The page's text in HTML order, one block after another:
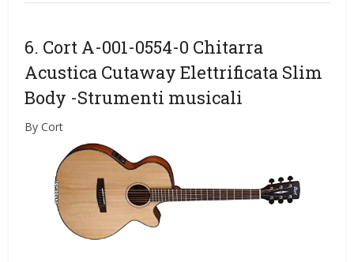
6. Cort A-001-0554-0 Chitarra
Acustica Cutaway Elettrificata Slim
Body -Strumenti musicali
By Cort